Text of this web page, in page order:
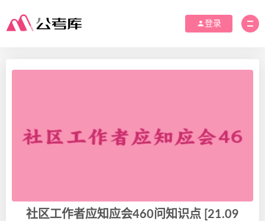
登录
社区工作者应知应会460问知识点 [21.09